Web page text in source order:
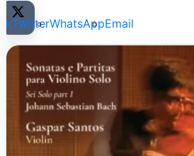
TwitterWhatsAppEmail